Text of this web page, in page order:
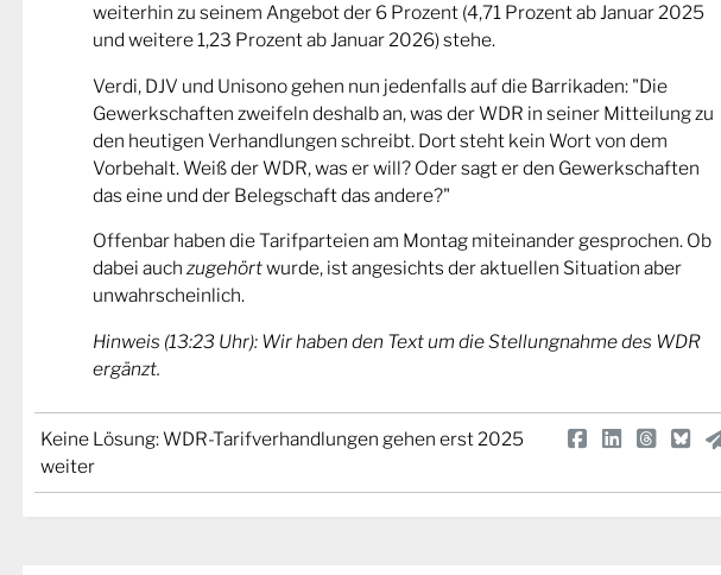
weiterhin zu seinem Angebot der 6 Prozent (4,71 Prozent ab Januar 2025
und weitere 1,23 Prozent ab Januar 2026) stehe.
Verdi, DJV und Unisono gehen nun jedenfalls auf die Barrikaden: "Die
Gewerkschaften zweifeln deshalb an, was der WDR in seiner Mitteilung zu
den heutigen Verhandlungen schreibt. Dort steht kein Wort von dem
Vorbehalt. Weiß der WDR, was er will? Oder sagt er den Gewerkschaften
das eine und der Belegschaft das andere?"
Offenbar haben die Tarifparteien am Montag miteinander gesprochen. Ob
dabei auch zugehörtwurde, ist angesichts der aktuellen Situation aber
unwahrscheinlich.
Hinweis (13:23 Uhr): Wir haben den Text um die Stellungnahme des WDR
ergänzt.
Keine Lösung: WDR-Tarifverhandlungen gehen erst 2025
weiter